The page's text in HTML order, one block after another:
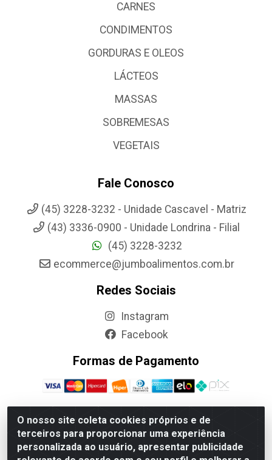
O nosso site coleta cookies próprios e de
terceiros para proporcionar uma experiência
personalizada ao usuário, apresentar publicidade
CARNES
CONDIMENTOS
GORDURAS E OLEOS
LÁCTEOS
MASSAS
SOBREMESAS
VEGETAIS
Fale Conosco
(45) 3228-3232 - Unidade Cascavel - Matriz
(43) 3336-0900 - Unidade Londrina - Filial
(45) 3228-3232
ecommerce@jumboalimentos.com.br
Redes Sociais
Instagram
Facebook
Formas de Pagamento
Jumbo Alimentos Cascavel - Matriz - Rua Itatiba Do Sul, 161 -
Santos Dumont, Cascavel-PR - CEP 85804-700- CNPJ